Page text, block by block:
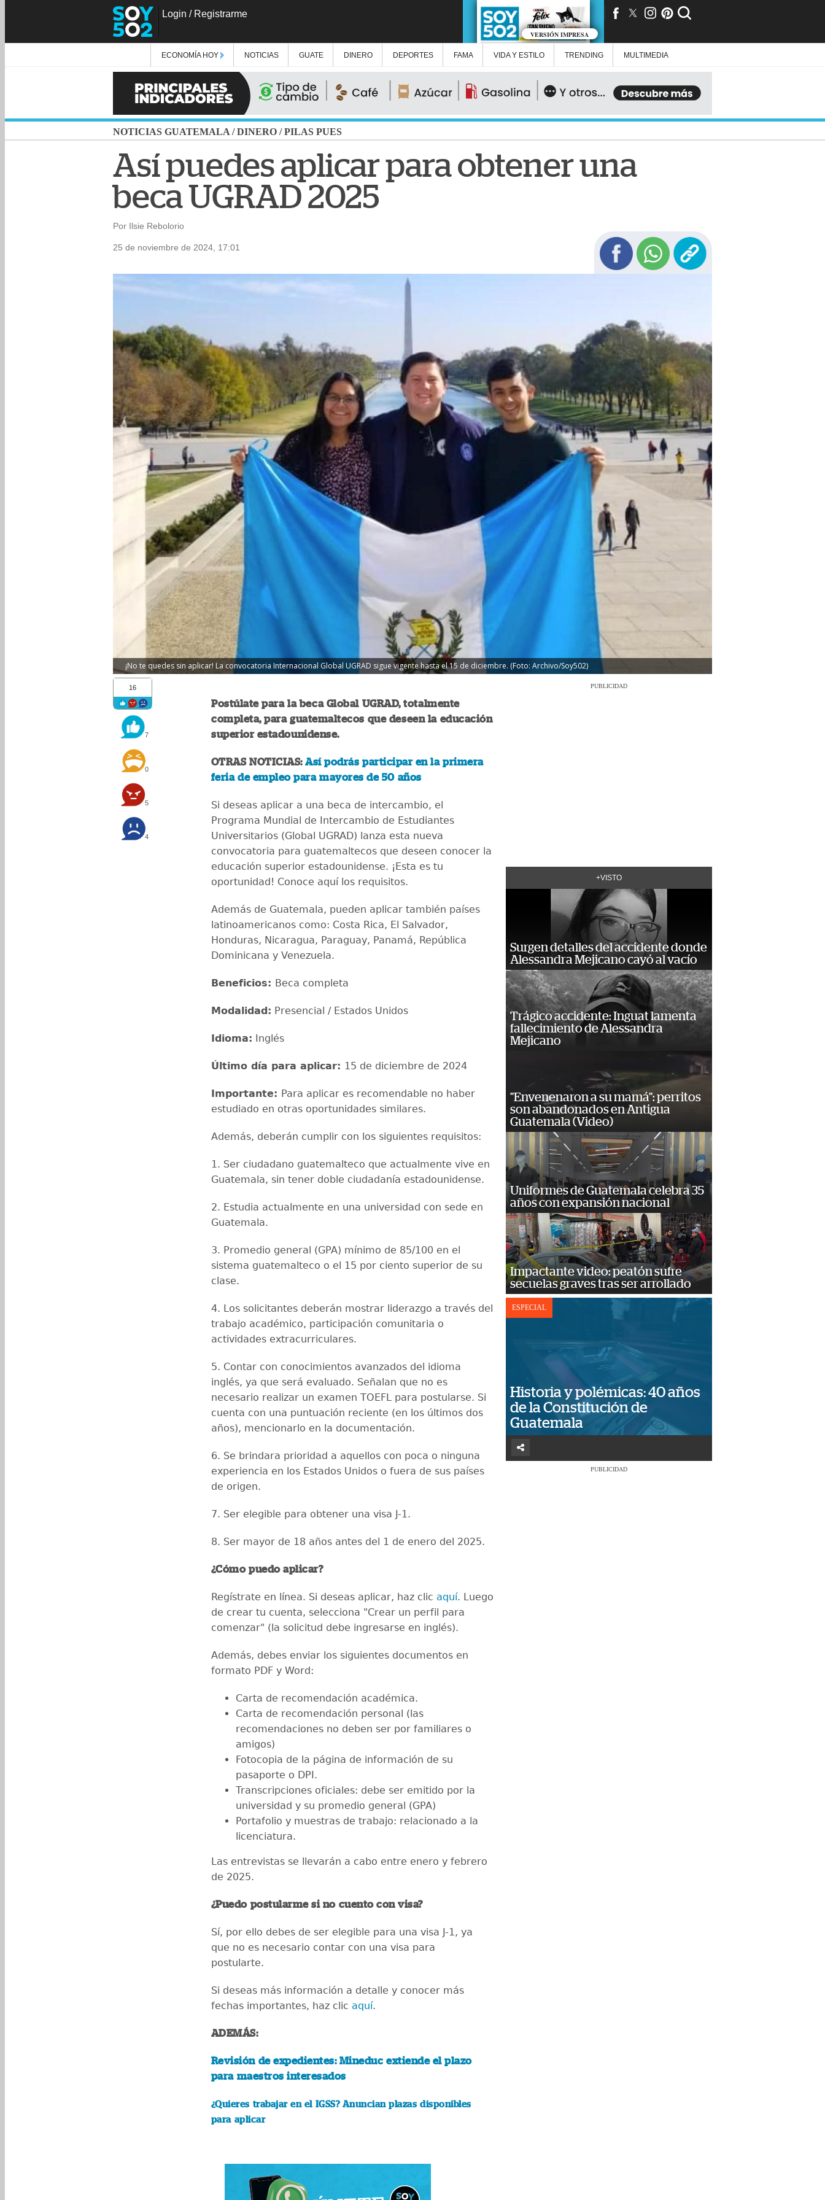
Login / Registrarme
VERSIÓN IMPRESA
ECONOMÍA HOY NOTICIAS GUATE DINERO DEPORTES FAMA VIDA Y ESTILO TRENDING MULTIMEDIA
NOTICIAS GUATEMALA /DINERO /PILAS PUES
Así puedes aplicar para obtener una
beca UGRAD 2025
Por Ilsie Rebolorio
25 de noviembre de 2024, 17:01
¡No te quedes sin aplicar! La convocatoria Internacional Global UGRAD sigue vigente hasta el 15 de diciembre. (Foto: Archivo/Soy502)
16
7
0
5
4
Postúlate para la beca Global UGRAD, totalmente
completa, para guatemaltecos que deseen la educación
superior estadounidense.
OTRAS NOTICIAS:Así podrás participar en la primera
feria de empleo para mayores de 50 años
Si deseas aplicar a una beca de intercambio, el
Programa Mundial de Intercambio de Estudiantes
Universitarios (Global UGRAD) lanza esta nueva
convocatoria para guatemaltecos que deseen conocer la
educación superior estadounidense. ¡Esta es tu
oportunidad! Conoce aquí los requisitos.
Además de Guatemala, pueden aplicar también países
latinoamericanos como: Costa Rica, El Salvador,
Honduras, Nicaragua, Paraguay, Panamá, República
Dominicana y Venezuela.
Beneficios: Beca completa
Modalidad: Presencial / Estados Unidos
Idioma: Inglés
Último día para aplicar: 15 de diciembre de 2024
Importante: Para aplicar es recomendable no haber
estudiado en otras oportunidades similares.
Además, deberán cumplir con los siguientes requisitos:
1. Ser ciudadano guatemalteco que actualmente vive en
Guatemala, sin tener doble ciudadanía estadounidense.
2. Estudia actualmente en una universidad con sede en
Guatemala.
3. Promedio general (GPA) mínimo de 85/100 en el
sistema guatemalteco o el 15 por ciento superior de su
clase.
4. Los solicitantes deberán mostrar liderazgo a través del
trabajo académico, participación comunitaria o
actividades extracurriculares.
5. Contar con conocimientos avanzados del idioma
inglés, ya que será evaluado. Señalan que no es
necesario realizar un examen TOEFL para postularse. Si
cuenta con una puntuación reciente (en los últimos dos
años), mencionarlo en la documentación.
6. Se brindara prioridad a aquellos con poca o ninguna
experiencia en los Estados Unidos o fuera de sus países
de origen.
7. Ser elegible para obtener una visa J-1.
8. Ser mayor de 18 años antes del 1 de enero del 2025.
¿Cómo puedo aplicar?
Regístrate en línea. Si deseas aplicar, haz clic aquí. Luego
de crear tu cuenta, selecciona "Crear un perfil para
comenzar" (la solicitud debe ingresarse en inglés).
Además, debes enviar los siguientes documentos en
formato PDF y Word:
Carta de recomendación académica.
Carta de recomendación personal (las
recomendaciones no deben ser por familiares o
amigos)
Fotocopia de la página de información de su
pasaporte o DPI.
Transcripciones oficiales: debe ser emitido por la
universidad y su promedio general (GPA)
Portafolio y muestras de trabajo: relacionado a la
licenciatura.
Las entrevistas se llevarán a cabo entre enero y febrero
de 2025.
¿Puedo postularme si no cuento con visa?
Sí, por ello debes de ser elegible para una visa J-1, ya
que no es necesario contar con una visa para
postularte.
Si deseas más información a detalle y conocer más
fechas importantes, haz clic aquí.
ADEMÁS:
Revisión de expedientes: Mineduc extiende el plazo
para maestros interesados
¿Quieres trabajar en el IGSS? Anuncian plazas disponibles
para aplicar
PUBLICIDAD
+VISTO
Surgen detalles del accidente donde
Alessandra Mejicano cayó al vacío
Trágico accidente: Inguat lamenta
fallecimiento de Alessandra
Mejicano
"Envenenaron a su mamá": perritos
son abandonados en Antigua
Guatemala (Video)
Uniformes de Guatemala celebra 35
años con expansión nacional
Impactante video: peatón sufre
secuelas graves tras ser arrollado
ESPECIAL
Historia y polémicas: 40 años
de la Constitución de
Guatemala
PUBLICIDAD